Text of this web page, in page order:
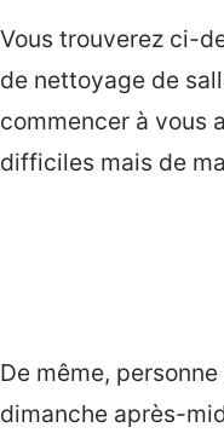
Vous trouverez ci-
de nettoyage de
commencer à vous
difficiles mais de
De même,
dimanche après-